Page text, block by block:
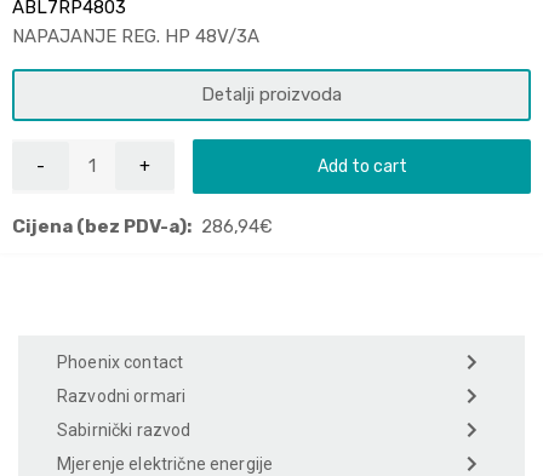
ABL7RP4803
NAPAJANJE REG. HP 48V/3A
Detalji proizvoda
Add to cart
Cijena (bez PDV-a): 286,94€
Phoenix contact
Razvodni ormari
Sabirnički razvod
Mjerenje električne energije